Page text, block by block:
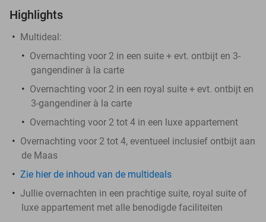
Highlights
Multideal:
Overnachting voor 2 in een suite + evt. ontbijt en 3-
gangendiner à la carte
Overnachting voor 2 in een royal suite + evt. ontbijt en
3-gangendiner à la carte
Overnachting voor 2 tot 4 in een luxe appartement
Overnachting voor 2 tot 4, eventueel inclusief ontbijt aan
de Maas
Zie hier de inhoud van de multideals
Jullie overnachten in een prachtige suite, royal suite of
luxe appartement met alle benodigde faciliteiten